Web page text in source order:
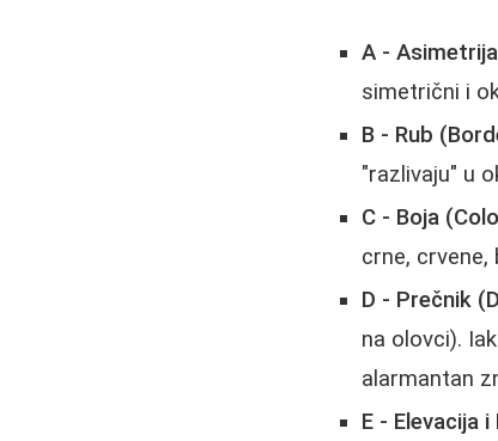
A -
simetrični i
B - Rub
"razlivaju" u
C - Boja
crne, crvene,
D - Prečnik
na olovci).
alarmantan
E - Elevacija